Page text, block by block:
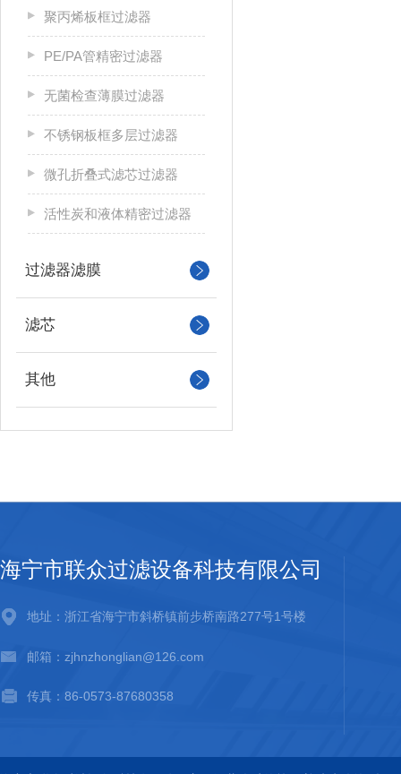
聚丙烯板框过滤器
PE/PA管精密过滤器
无菌检查薄膜过滤器
不锈钢板框多层过滤器
微孔折叠式滤芯过滤器
活性炭和液体精密过滤器
过滤器滤膜
滤芯
其他
海宁市联众过滤设备科技有限公司
地址：浙江省海宁市斜桥镇前步桥南路277号1号楼
邮箱：zjhnzhonglian@126.com
传真：86-0573-87680358